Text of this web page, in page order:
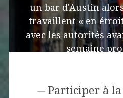
un bar d'Austin
travaillent « en
avec les autorités
semaine
Participer à